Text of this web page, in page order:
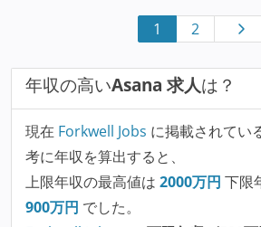
1 2
年収の高いAsana 求人は？
現在 Forkwell Jobs に掲載されてい
考に年収を算出すると、
上限年収の最高値は 2000万円 下限
900万円 でした。